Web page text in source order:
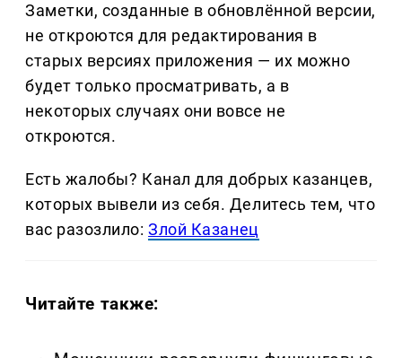
Заметки, созданные в обновлённой версии,
не откроются для редактирования в
старых версиях приложения — их можно
будет только просматривать, а в
некоторых случаях они вовсе не
откроются.
Есть жалобы? Канал для добрых казанцев,
которых вывели из себя. Делитеcь тем, что
вас разозлило:Злой Казанец
Читайте также: